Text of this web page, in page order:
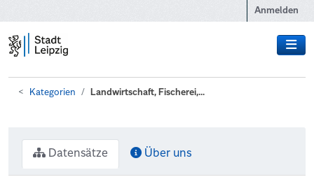
Anmelden
Kategorien Landwirtschaft, Fischerei,...
Datensätze Über uns